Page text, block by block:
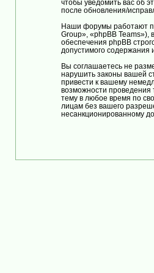
чтобы уведомить вас об
после обновления/
Наши форумы работают
Group», «phpBB Teams»),
обеспечения phpBB
допустимого
Вы соглашаетесь не
нарушить законы вашей
привести к вашему
возможности
тему в любое время по
лицам без вашего
несанкционированному